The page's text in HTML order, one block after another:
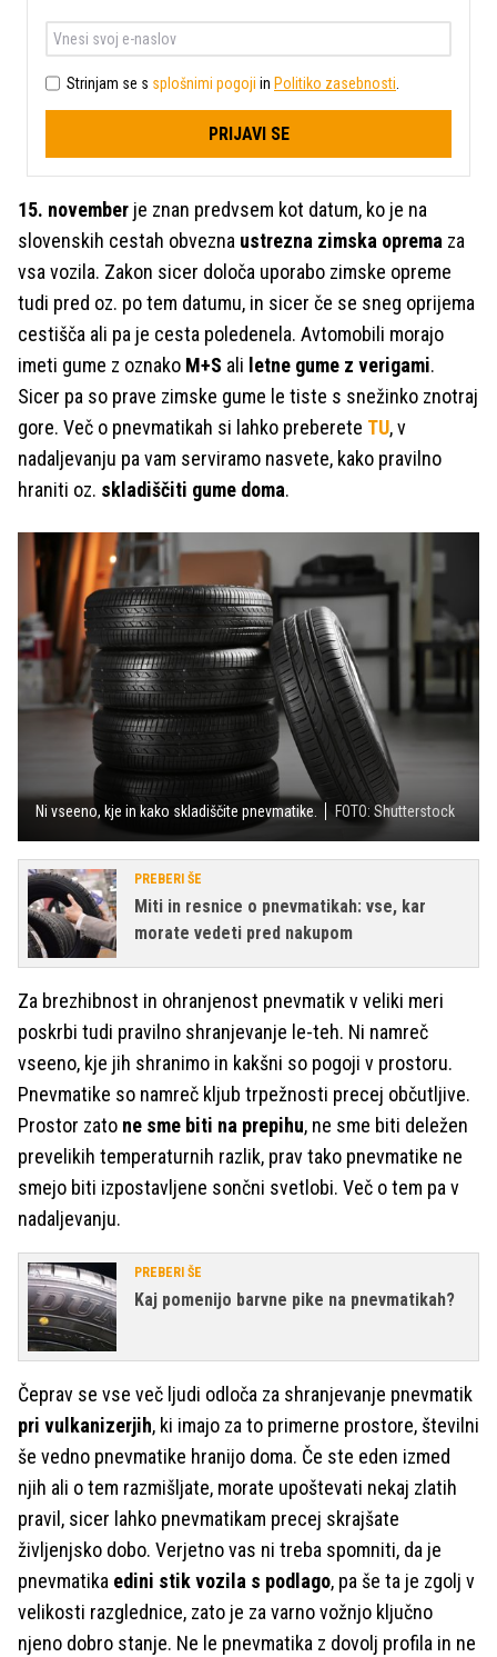
Strinjam se s splošnimi pogoji in Politiko zasebnosti
PRIJAVI SE
15. november je znan predvsem kot datum, ko je na
slovenskih cestah obvezna ustrezna zimska oprema za
vsa vozila. Zakon sicer določa uporabo zimske opreme
tudi pred oz. po tem datumu, in sicer če se sneg oprijema
cestišča ali pa je cesta poledenela. Avtomobili morajo
imeti gume z oznako M+S ali letne gume z verigami.
Sicer pa so prave zimske gume le tiste s snežinko znotraj
gore. Več o pnevmatikah si lahko preberete TU, v
nadaljevanju pa vam serviramo nasvete, kako pravilno
hraniti oz. skladiščiti gume doma.
Ni vseeno, kje in kako skladiščite pnevmatike. FOTO: Shutterstock
PREBERI ŠE
Miti in resnice o pnevmatikah: vse, kar
morate vedeti pred nakupom
Za brezhibnost in ohranjenost pnevmatik v veliki meri
poskrbi tudi pravilno shranjevanje le-teh. Ni namreč
vseeno, kje jih shranimo in kakšni so pogoji v prostoru.
Pnevmatike so namreč kljub trpežnosti precej občutljive.
Prostor zato ne sme biti na prepihu, ne sme biti deležen
prevelikih temperaturnih razlik, prav tako pnevmatike ne
smejo biti izpostavljene sončni svetlobi. Več o tem pa v
nadaljevanju.
PREBERI ŠE
Kaj pomenijo barvne pike na pnevmatikah?
Čeprav se vse več ljudi odloča za shranjevanje pnevmatik
pri vulkanizerjih, ki imajo za to primerne prostore, številni
še vedno pnevmatike hranijo doma. Če ste eden izmed
njih ali o tem razmišljate, morate upoštevati nekaj zlatih
pravil, sicer lahko pnevmatikam precej skrajšate
življenjsko dobo. Verjetno vas ni treba spomniti, da je
pnevmatika edini stik vozila s podlago, pa še ta je zgolj v
velikosti razglednice, zato je za varno vožnjo ključno
njeno dobro stanje. Ne le pnevmatika z dovolj profila in ne